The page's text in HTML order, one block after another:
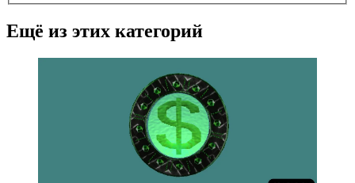
Ещё из этих категорий